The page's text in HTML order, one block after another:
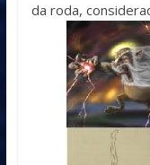
da roda,